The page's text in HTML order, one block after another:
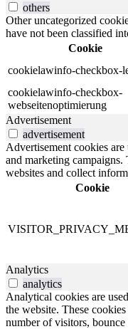
others
Other uncategorized
have not been classified
Cookie
cookielawinfo-checkbox-
cookielawinfo-checkbox-
webseitenoptimierung
Advertisement
advertisement
Advertisement cookies
and marketing campaigns.
websites and collect
Cookie
Analytics
analytics
Analytical cookies are
the website. These
number of visitors,